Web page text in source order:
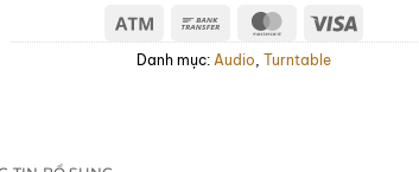
Atm
Bank
Transfer
MasterCard
Visa
Danh mục: Audio, Turntable